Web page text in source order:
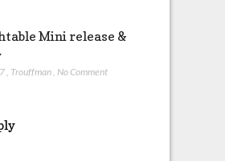
Mini release &
, Trouffman, No Comment